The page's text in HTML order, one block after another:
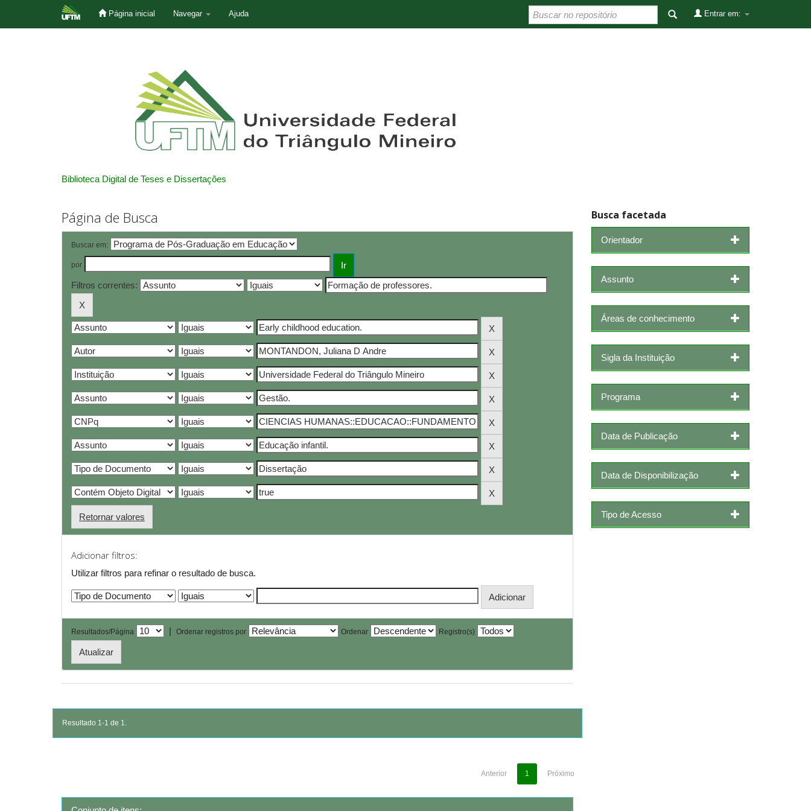
Página inicial Navegar Ajuda Entrar em:
Biblioteca Digital de Teses e Dissertações
Página de Busca
Buscar em:
por
Filtros correntes:
Retornar valores
Adicionar filtros:
Utilizar filtros para refinar o resultado de busca.
Resultados/Página | Ordenar registros por Ordenar Registro(s)
Resultado 1-1 de 1.
Anterior 1 Próximo
Busca facetada
Orientador
Assunto
Áreas de conhecimento
Sigla da Instituição
Programa
Data de Publicação
Data de Disponibilização
Tipo de Acesso